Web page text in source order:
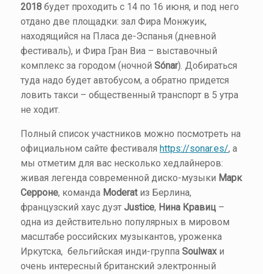
2018 будет проходить с 14 по 16 июня, и под него
отдано две площадки: зал Фира Монжуик,
находящийся на Пласа де-Эспанья (дневной
фестиваль), и Фира Гран Виа – выставочный
комплекс за городом (ночной Sónar). Добираться
туда надо будет автобусом, а обратно придется
ловить такси – общественный транспорт в 5 утра
не ходит.
Полный список участников можно посмотреть на
официальном сайте фестиваля https://sonar.es/, а
мы отметим для вас несколько хедлайнеров:
живая легенда современной диско-музыки Марк
Серроне, команда Moderatиз Берлина,
французский хаус дуэт Justice, Нина Кравиц –
одна из действительно популярных в мировом
масштабе российских музыкантов, уроженка
Иркутска, бельгийская инди-группа Soulwax и
очень интересный британский электронный